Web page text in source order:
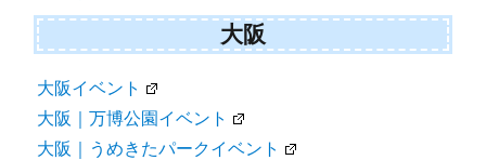
大阪
大阪イベント
大阪｜万博公園イベント
大阪｜うめきたパークイベント